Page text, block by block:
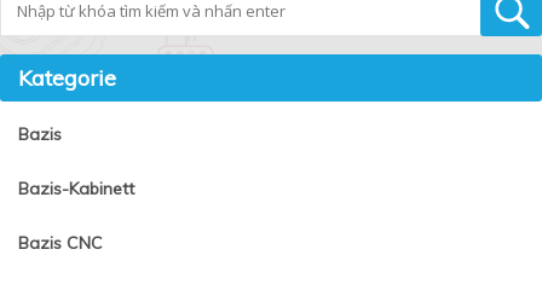
Kategorie
Bazis
Bazis-Kabinett
Bazis CNC